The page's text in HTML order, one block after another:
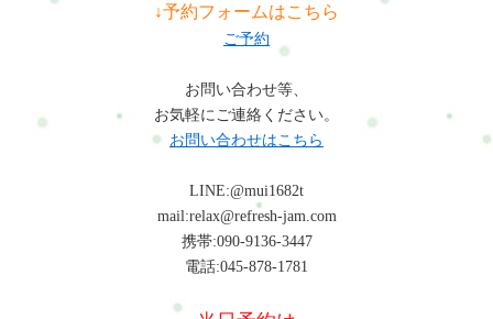
↓予約フォームはこちら
ご予約
お問い合わせ等、
お気軽にご連絡ください。
お問い合わせはこちら
LINE:@mui1682t
mail:relax@refresh-jam.com
携帯:090-9136-3447
電話:045-878-1781